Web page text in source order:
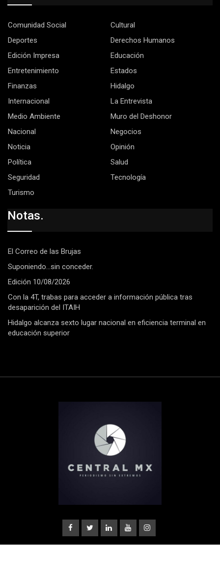
Comunidad Social
Cultural
Deportes
Derechos Humanos
Edición Impresa
Educación
Entretenimiento
Estados
Finanzas
Hidalgo
Internacional
La Entrevista
Medio Ambiente
Muro del Deshonor
Nacional
Negocios
Noticia
Opinión
Política
Salud
Seguridad
Tecnología
Turismo
Notas.
El Correo de las Brujas
Suponiendo…sin conceder.
Edición 10/08/2026
Con la 4T, trabas para acceder a información pública tras
desaparición del ITAIH
Hidalgo alcanza sexto lugar nacional en eficiencia terminal en
educación superior